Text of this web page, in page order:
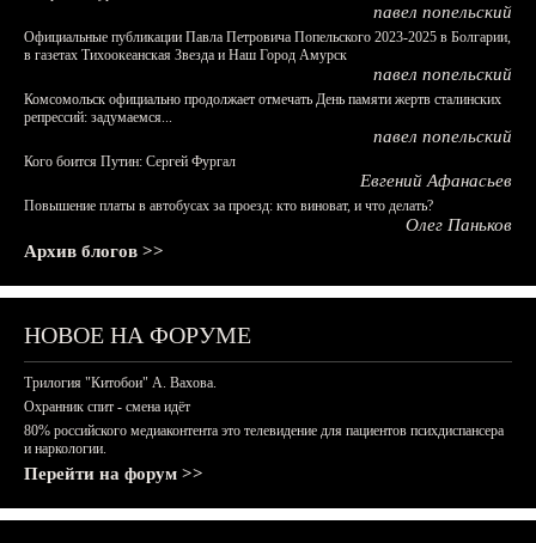
павел попельский
Официальные публикации Павла Петровича Попельского 2023-2025 в Болгарии,
в газетах Тихоокеанская Звезда и Наш Город Амурск
павел попельский
Комсомольск официально продолжает отмечать День памяти жертв сталинских
репрессий: задумаемся...
павел попельский
Кого боится Путин: Сергей Фургал
Евгений Афанасьев
Повышение платы в автобусах за проезд: кто виноват, и что делать?
Олег Паньков
Архив блогов >>
НОВОЕ НА ФОРУМЕ
Трилогия "Китобои" А. Вахова.
Охранник спит - смена идёт
80% российского медиаконтента это телевидение для пациентов психдиспансера
и наркологии.
Перейти на форум >>